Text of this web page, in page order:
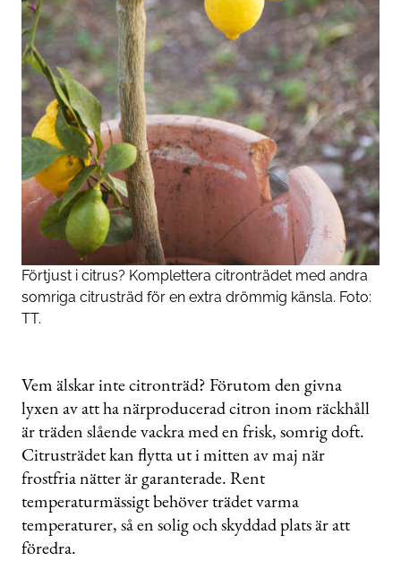
Förtjust i citrus? Komplettera citronträdet med andra
somriga citrusträd för en extra drömmig känsla. Foto:
TT.
Vem älskar inte citronträd? Förutom den givna
lyxen av att ha närproducerad citron inom räckhåll
är träden slående vackra med en frisk, somrig doft.
Citrusträdet kan flytta ut i mitten av maj när
frostfria nätter är garanterade. Rent
temperaturmässigt behöver trädet varma
temperaturer, så en solig och skyddad plats är att
föredra.